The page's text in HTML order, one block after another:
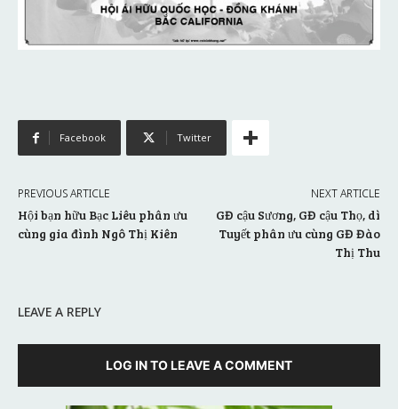
Facebook Twitter
PREVIOUS ARTICLE
Hội bạn hữu Bạc Liêu phân ưu
cùng gia đình Ngô Thị Kiên
NEXT ARTICLE
GĐ cậu Sương, GĐ cậu Thọ, dì
Tuyết phân ưu cùng GĐ Đào
Thị Thu
LEAVE A REPLY
LOG IN TO LEAVE A COMMENT